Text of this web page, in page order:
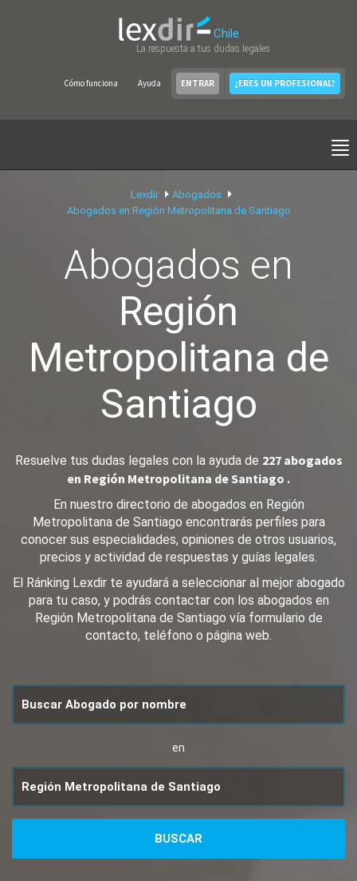
Chile
La respuesta a tus dudas legales
Cómo funciona Ayuda ENTRAR ¿ERES UN PROFESIONAL?
Lexdir
Abogados
Abogados en Región Metropolitana de Santiago
Abogados en
Región
Metropolitana de
Santiago
Resuelve tus dudas legales con la ayuda de 227 abogados
en Región Metropolitana de Santiago .
En nuestro directorio de abogados en Región
Metropolitana de Santiago encontrarás perfiles para
conocer sus especialidades, opiniones de otros usuarios,
precios y actividad de respuestas y guías legales.
El Ránking Lexdir te ayudará a seleccionar al mejor abogado
para tu caso, y podrás contactar con los abogados en
Región Metropolitana de Santiago vía formulario de
contacto, teléfono o página web.
en